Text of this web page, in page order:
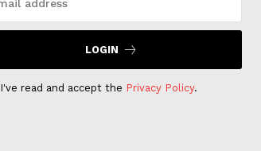
LOGIN
I've read and accept the Privacy Policy.